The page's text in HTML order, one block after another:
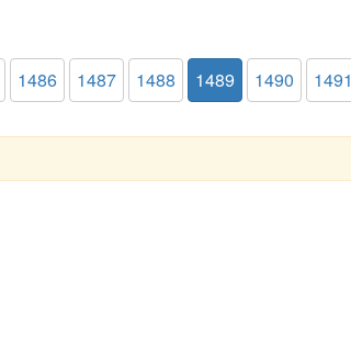
1486 1487 1488 1489 1490 1491